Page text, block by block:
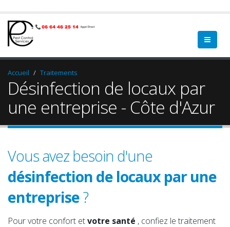
Accueil Traitements
Désinfection de locaux par
une entreprise - Côte d'Azur
Vous avez besoin d'une
désinfection de locaux par une
entreprise?
Pour votre confort etvotre santé , confiez le traitement
vos locaux
vos bureaux
sérieux.